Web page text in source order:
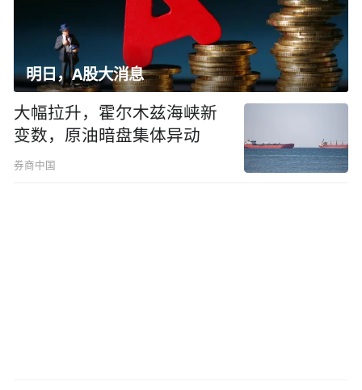
明日，A股大消息
大幅拉升，霍尔木兹海峡新
变数，原油暗盘集体异动
券商中国